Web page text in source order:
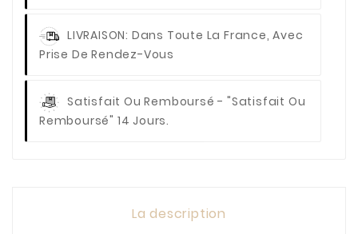
LIVRAISON: Dans Toute La France, Avec
Prise De Rendez-Vous
Satisfait Ou Remboursé- "Satisfait Ou
Remboursé" 14 Jours.
La description